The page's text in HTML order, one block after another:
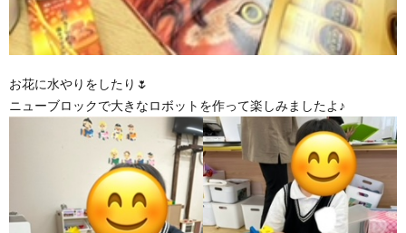
お花に水やりをしたり🌷
ニューブロックで大きなロボットを作って楽しみましたよ♪